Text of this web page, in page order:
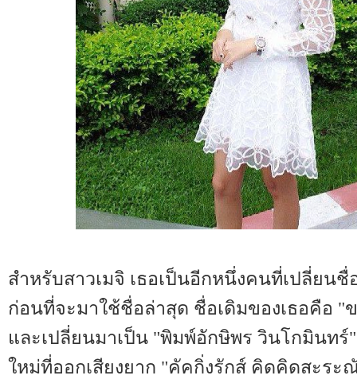
สำหรับสาวเมจิ เธอเป็นอีกหนึ่งคนที่เปลี่ยนชื่
ก่อนที่จะมาใช้ชื่อล่าสุด ชื่อเดิมของเธอคือ
และเปลี่ยนมาเป็น "พิมพ์อักษิพร วินโกมินท
ใหม่ที่ออกเสียงยาก "คัคกิ่งรักส์ คิดคิดสะระ